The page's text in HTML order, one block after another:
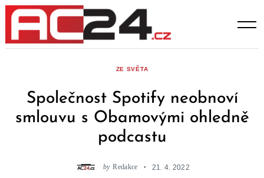
Skip
content
ZE SVĚTA
Společnost Spotify neobnoví
smlouvu s Obamovými ohledně
podcastu
by Redakce 21. 4. 2022